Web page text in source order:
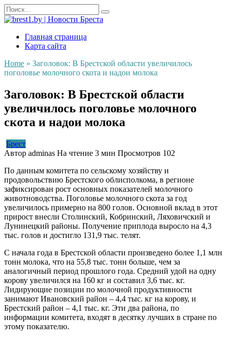
Перейти
к
содержанию
Search
for:
Главная страница
Карта сайта
Home » Заголовок: В Брестской области увеличилось
поголовье молочного скота и надои молока
Заголовок: В Брестской области
увеличилось поголовье молочного
скота и надои молока
Брест
Автор adminas На чтение 3 мин Просмотров 102
По данным комитета по сельскому хозяйству и
продовольствию Брестского облисполкома, в регионе
зафиксирован рост основных показателей молочного
животноводства. Поголовье молочного скота за год
увеличилось примерно на 800 голов. Основной вклад в этот
прирост внесли Столинский, Кобринский, Ляховичский и
Лунинецкий районы. Получение приплода выросло на 4,3
тыс. голов и достигло 131,9 тыс. телят.
С начала года в Брестской области произведено более 1,1 млн
тонн молока, что на 55,8 тыс. тонн больше, чем за
аналогичный период прошлого года. Средний удой на одну
корову увеличился на 160 кг и составил 3,6 тыс. кг.
Лидирующие позиции по молочной продуктивности
занимают Ивановский район – 4,4 тыс. кг на корову, и
Брестский район – 4,1 тыс. кг. Эти два района, по
информации комитета, входят в десятку лучших в стране по
этому показателю.